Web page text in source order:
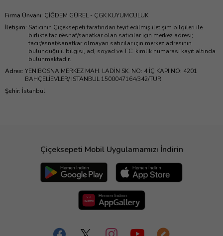
Firma Ünvanı: ÇİĞDEM GÜREL - ÇGK KUYUMCULUK
İletişim: Satıcının Çiçeksepeti tarafından teyit edilmiş iletişim bilgileri ile
birlikte tacir/esnaf/sanatkar olan satıcılar için merkez adresi;
tacir/esnaf/sanatkar olmayan satıcılar için merkez adresinin
bulunduğu il bilgisi, ad, soyad ve T.C. kimlik numarası kayıt altında
bulunmaktadır.
Adres: YENİBOSNA MERKEZ MAH. LADİN SK. NO: 4 İÇ KAPI NO: 4201
BAHÇELİEVLER/ İSTANBUL 1500047164/342/TUR
Şehir: İstanbul
Çiçeksepeti Mobil Uygulamamızı İndirin